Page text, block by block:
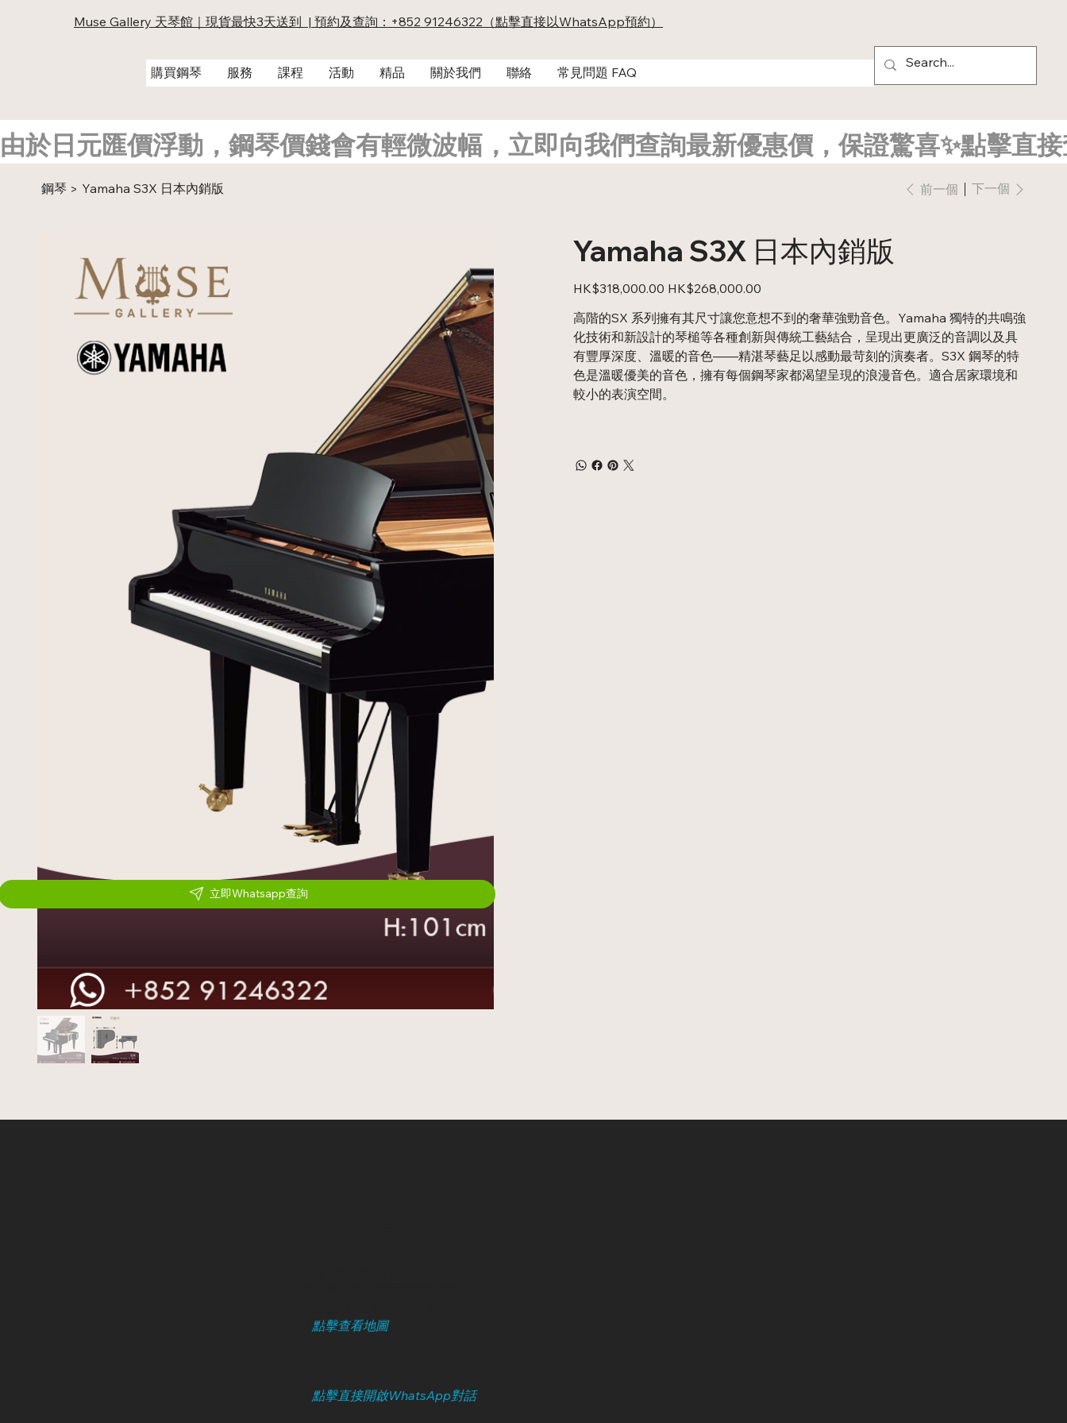
購買鋼琴 服務 課程 活動 精品 關於我們 聯絡 常見問題 FAQ
Muse Gallery 天琴館｜現貨最快3天送到 | 預約及查詢：+852 91246322（點擊直接以WhatsApp預約）
由於日元匯價浮動，鋼琴價錢會有輕微波幅，立即向我們查詢最新優惠價，保證驚喜✨點擊直接
鋼琴 > Yamaha S3X 日本內銷版 前一個 下一個
Yamaha S3X 日本內銷版
原
始
格
HK$318,000.00 促
銷
格
HK$268,000.00
高階的SX 系列擁有其尺寸讓您意想不到的奢華強勁音色。Yamaha 獨特的共鳴強
化技術和新設計的琴槌等各種創新與傳統工藝結合，呈現出更廣泛的音調以及具
有豐厚深度、溫暖的音色——精湛琴藝足以感動最苛刻的演奏者。S3X 鋼琴的特
色是溫暖優美的音色，擁有每個鋼琴家都渴望呈現的浪漫音色。適合居家環境和
較小的表演空間。
立即Whatsapp查詢
點擊查看地圖）
點擊直接開啟WhatsApp對話）